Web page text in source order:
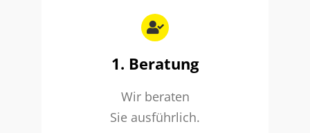
1. Beratung
Wir beraten
Sie ausführlich.